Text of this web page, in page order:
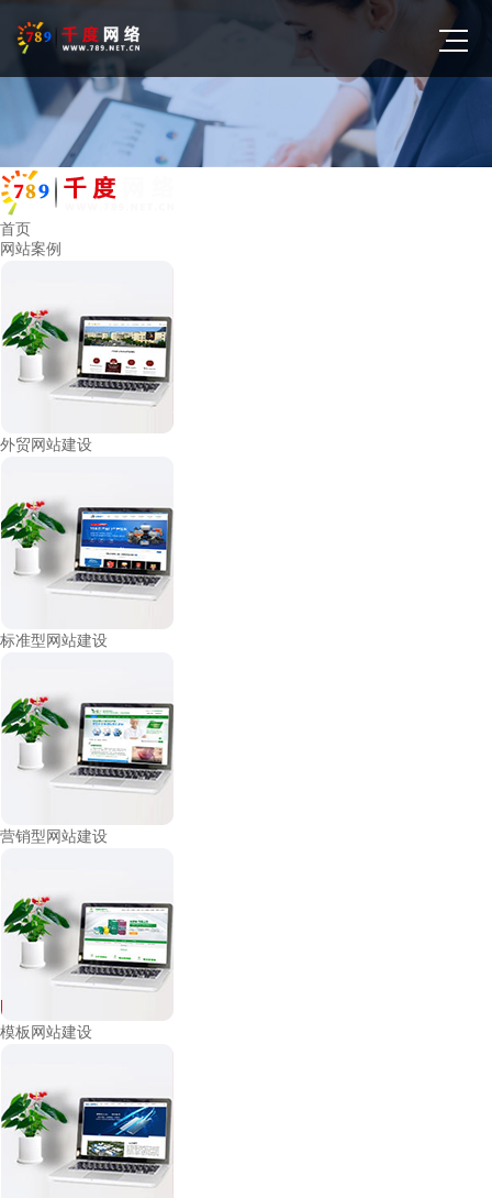
首页
网站案例
外贸网站建设
标准型网站建设
营销型网站建设
模板网站建设